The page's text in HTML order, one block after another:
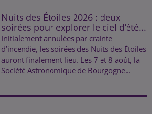
Nuits des Étoiles 2026 : deux
soirées pour explorer le ciel d’été...
Initialement annulées par crainte
d’incendie, les soirées des Nuits des Étoiles
auront finalement lieu. Les 7 et 8 août, la
Société Astronomique de Bourgogne...